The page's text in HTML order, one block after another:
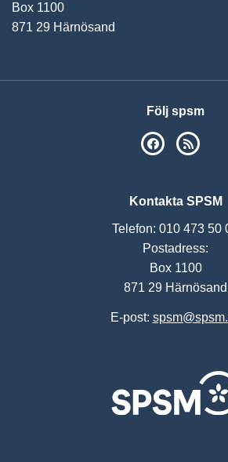
Box 1100
871 29 Härnösand
Följ spsm
SPSM på
Kontakta SPSM
Telefon: 010 473 50
Postadress:
Box 1100
871 29 Härnösand
E-post: